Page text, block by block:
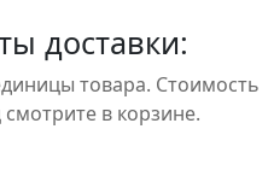
доставки:
товара. Стоимость
в корзине.